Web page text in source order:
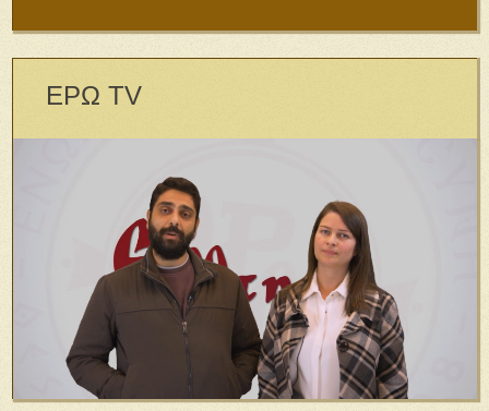
ΕΡΩ TV